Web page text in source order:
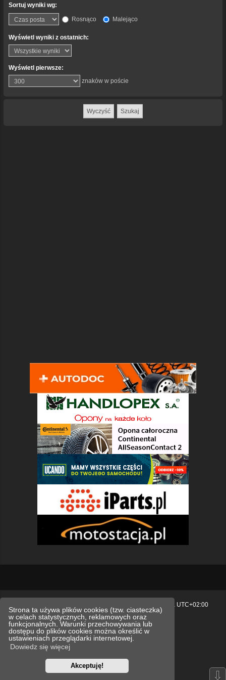
Strona ta używa plików cookies (tzw. ciasteczka)
w celach statystycznych, reklamowych oraz
funkcjonalnych. Warunki przechowywania lub
dostępu do plików cookies można określić w
ustawieniach przeglądarki internetowej.
Dowiedz się więcej
Akceptuję!
Sortuj wyniki wg:
Rosnąco
Malejąco
Wyświetl wyniki z ostatnich:
Wyświetl pierwsze:
znaków w poście
Strefa czasowa UTC+02:00
Polityka prywatności.
Technologię dostarczaphpBB® Forum Software © phpBB Limited
Polski pakiet językowy dostarczaphpBB.pl
we_universal created by INVENTEA & v12mike
phpBB SEO ⇩